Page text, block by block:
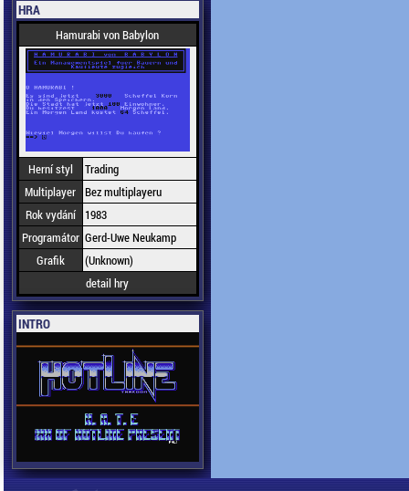
HRA
Hamurabi von Babylon
Herní styl
Trading
Multiplayer Bez multiplayeru
Rok vydání
1983
Programátor Gerd-Uwe Neukamp
Grafik
(Unknown)
detail hry
INTRO